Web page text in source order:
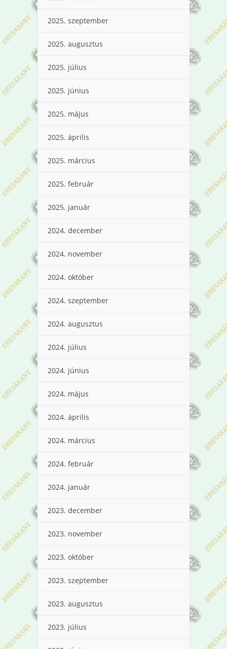
2025. szeptember
2025. augusztus
2025. július
2025. június
2025. május
2025. április
2025. március
2025. február
2025. január
2024. december
2024. november
2024. október
2024. szeptember
2024. augusztus
2024. július
2024. június
2024. május
2024. április
2024. március
2024. február
2024. január
2023. december
2023. november
2023. október
2023. szeptember
2023. augusztus
2023. július